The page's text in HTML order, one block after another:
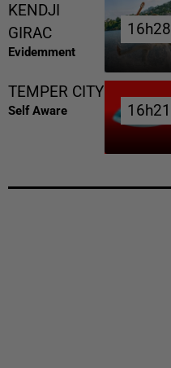
KENDJI
GIRAC
Evidemment
16h28
16h28
TEMPER CITY
Self Aware 16h21
16h21